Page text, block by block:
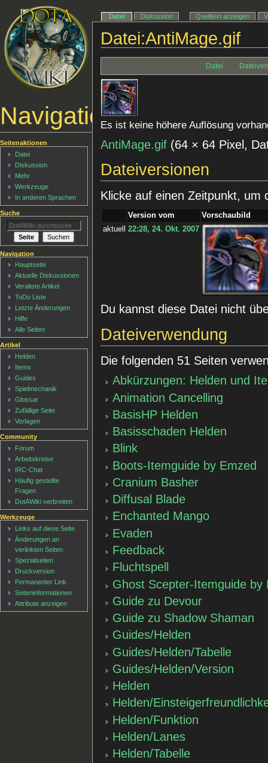
Datei:AntiMage.gif
Datei
Es ist keine höhere Auflösung
AntiMage.gif (64 × 64 Pixel,
Dateiversionen
Klicke auf einen Zeitpunkt, um
Version vom
Vorschaubild
aktuell
22:28, 24. Okt. 2007
Du kannst diese Datei nicht
Dateiverwendung
Die folgenden 51 Seiten
Abkürzungen: Helden und
Animation Cancelling
BasisHP Helden
Basisschaden Helden
Blink
Boots-Itemguide by Emzed
Cranium Basher
Diffusal Blade
Enchanted Mango
Evaden
Feedback
Fluchtspell
Ghost Scepter-Itemguide by
Guide zu Devour
Guide zu Shadow Shaman
Guides/Helden
Guides/Helden/Tabelle
Guides/Helden/Version
Helden
Helden/
Helden/Funktion
Helden/Lanes
Helden/Tabelle
Navigationsmenü
Datei Diskussion Quelltext anzeigen
Seitenaktionen
Datei
Diskussion
Mehr
Werkzeuge
In anderen Sprachen
Suche
Navigation
Hauptseite
Aktuelle Diskussionen
Veraltete Artikel
ToDo Liste
Letzte Änderungen
Hilfe
Alle Seiten
Artikel
Helden
Items
Guides
Spielmechanik
Glossar
Zufällige Seite
Vorlagen
Community
Forum
Arbeitskreise
IRC-Chat
Häufig gestellte
Fragen
DotAWiki verbreiten
Werkzeuge
Links auf diese Seite
Änderungen an
verlinkten Seiten
Spezialseiten
Druckversion
Permanenter Link
Seiten­informationen
Attribute anzeigen